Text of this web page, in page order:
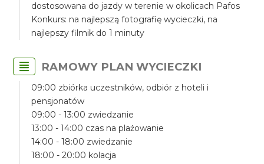
dostosowana do jazdy w terenie w okolicach Pafos
Konkurs: na najlepszą fotografię wycieczki, na
najlepszy filmik do 1 minuty
RAMOWY PLAN WYCIECZKI
09:00 zbiórka uczestników, odbiór z hoteli i
pensjonatów
09:00 - 13:00 zwiedzanie
13:00 - 14:00 czas na plażowanie
14:00 - 18:00 zwiedzanie
18:00 - 20:00 kolacja